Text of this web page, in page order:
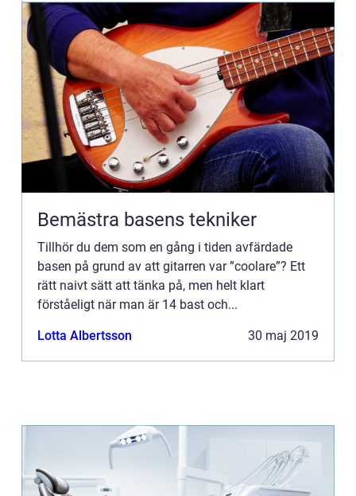
Bemästra basens tekniker
Tillhör du dem som en gång i tiden avfärdade
basen på grund av att gitarren var ”coolare”? Ett
rätt naivt sätt att tänka på, men helt klart
förståeligt när man är 14 bast och...
Lotta Albertsson 30 maj 2019